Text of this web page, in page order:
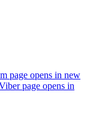
page opens in new
page opens in